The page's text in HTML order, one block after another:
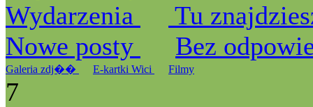
Wydarzenia
Tu
Nowe posty
Bez
Galeria zdj�� E-kartki Wici Filmy
7